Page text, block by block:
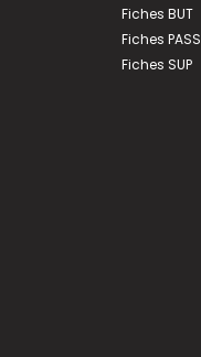
Fiches BUT
Fiches PASS
Fiches SUP